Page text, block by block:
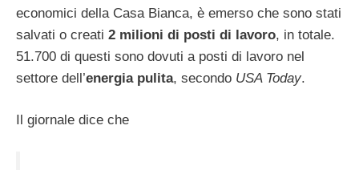
economici della Casa Bianca, è emerso che sono stati
salvati o creati 2 milioni di posti di lavoro, in totale.
51.700 di questi sono dovuti a posti di lavoro nel
settore dell’energia pulita, secondo USA Today.
Il giornale dice che